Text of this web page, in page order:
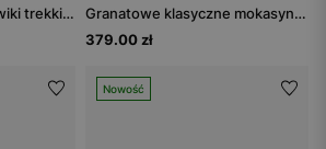
Brązowe męskie trzewiki trekkingowe
Granatowe klasyczne mokasyny męskie
379.00 zł
Nowość